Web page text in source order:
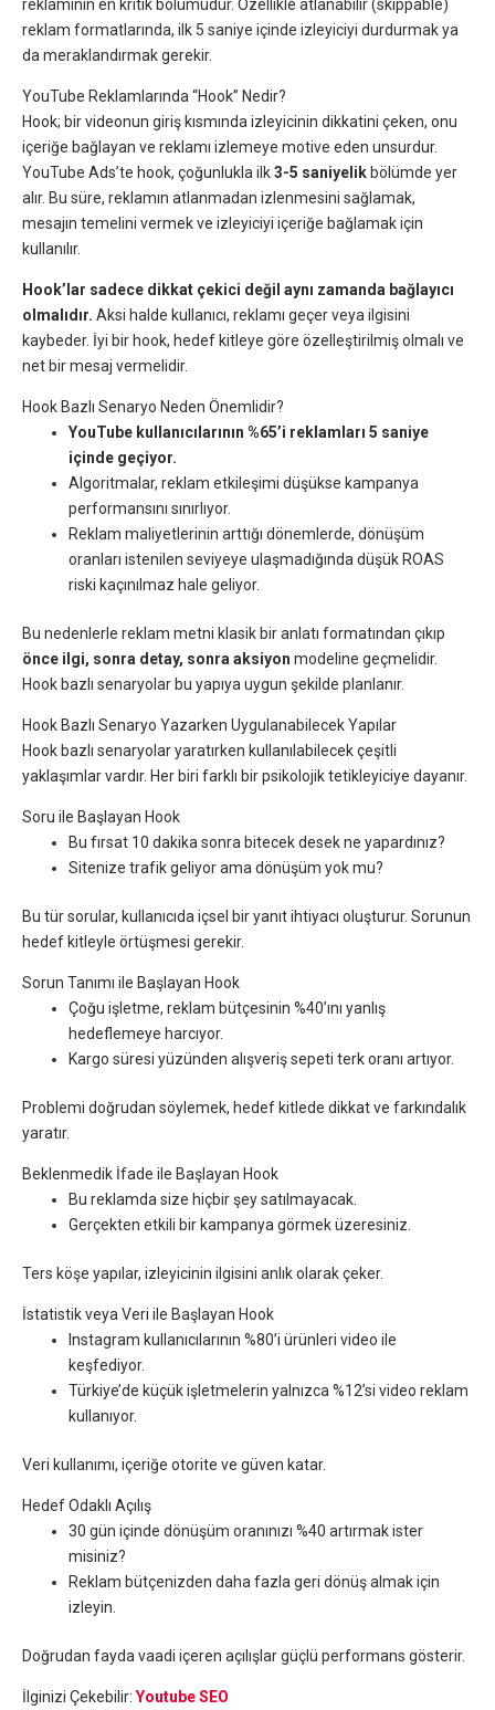
reklamının en kritik bölümüdür. Özellikle atlanabilir (skippable)
reklam formatlarında, ilk 5 saniye içinde izleyiciyi durdurmak ya
da meraklandırmak gerekir.
YouTube Reklamlarında “Hook” Nedir?
Hook; bir videonun giriş kısmında izleyicinin dikkatini çeken, onu
içeriğe bağlayan ve reklamı izlemeye motive eden unsurdur.
YouTube Ads’te hook, çoğunlukla ilk3-5 saniyelik bölümde yer
alır. Bu süre, reklamın atlanmadan izlenmesini sağlamak,
mesajın temelini vermek ve izleyiciyi içeriğe bağlamak için
kullanılır.
Hook’lar sadece dikkat çekici değil aynı zamanda bağlayıcı
olmalıdır. Aksi halde kullanıcı, reklamı geçer veya ilgisini
kaybeder. İyi bir hook, hedef kitleye göre özelleştirilmiş olmalı ve
net bir mesaj vermelidir.
Hook Bazlı Senaryo Neden Önemlidir?
YouTube kullanıcılarının %65’i reklamları 5 saniye
içinde geçiyor.
Algoritmalar, reklam etkileşimi düşükse kampanya
performansını sınırlıyor.
Reklam maliyetlerinin arttığı dönemlerde, dönüşüm
oranları istenilen seviyeye ulaşmadığında düşük ROAS
riski kaçınılmaz hale geliyor.
Bu nedenlerle reklam metni klasik bir anlatı formatından çıkıp
önce ilgi, sonra detay, sonra aksiyon modeline geçmelidir.
Hook bazlı senaryolar bu yapıya uygun şekilde planlanır.
Hook Bazlı Senaryo Yazarken Uygulanabilecek Yapılar
Hook bazlı senaryolar yaratırken kullanılabilecek çeşitli
yaklaşımlar vardır. Her biri farklı bir psikolojik tetikleyiciye dayanır.
Soru ile Başlayan Hook
Bu fırsat 10 dakika sonra bitecek desek ne yapardınız?
Sitenize trafik geliyor ama dönüşüm yok mu?
Bu tür sorular, kullanıcıda içsel bir yanıt ihtiyacı oluşturur. Sorunun
hedef kitleyle örtüşmesi gerekir.
Sorun Tanımı ile Başlayan Hook
Çoğu işletme, reklam bütçesinin %40’ını yanlış
hedeflemeye harcıyor.
Kargo süresi yüzünden alışveriş sepeti terk oranı artıyor.
Problemi doğrudan söylemek, hedef kitlede dikkat ve farkındalık
yaratır.
Beklenmedik İfade ile Başlayan Hook
Bu reklamda size hiçbir şey satılmayacak.
Gerçekten etkili bir kampanya görmek üzeresiniz.
Ters köşe yapılar, izleyicinin ilgisini anlık olarak çeker.
İstatistik veya Veri ile Başlayan Hook
Instagram kullanıcılarının %80’i ürünleri video ile
keşfediyor.
Türkiye’de küçük işletmelerin yalnızca %12’si video reklam
kullanıyor.
Veri kullanımı, içeriğe otorite ve güven katar.
Hedef Odaklı Açılış
30 gün içinde dönüşüm oranınızı %40 artırmak ister
misiniz?
Reklam bütçenizden daha fazla geri dönüş almak için
izleyin.
Doğrudan fayda vaadi içeren açılışlar güçlü performans gösterir.
İlginizi Çekebilir: Youtube SEO